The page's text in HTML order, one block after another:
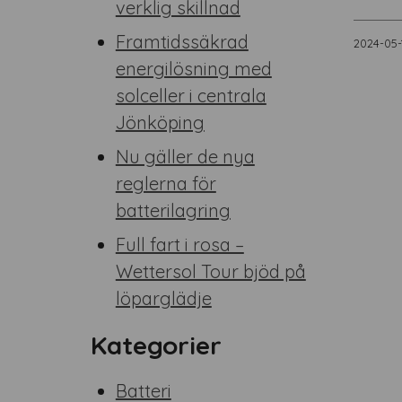
verklig skillnad
Framtidssäkrad
energilösning med
solceller i centrala
Jönköping
Nu gäller de nya
reglerna för
batterilagring
Full fart i rosa –
Wettersol Tour bjöd på
löparglädje
Kategorier
Batteri
2024-05-